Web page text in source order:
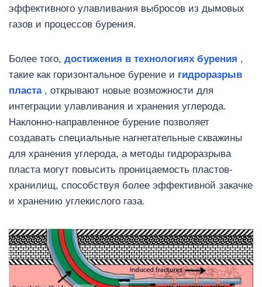
эффективного улавливания выбросов из дымовых
газов и процессов бурения.
Более того, достижения в технологиях бурения ,
такие как горизонтальное бурение и гидроразрыв
пласта, открывают новые возможности для
интеграции улавливания и хранения углерода.
Наклонно-направленное бурение позволяет
создавать специальные нагнетательные скважины
для хранения углерода, а методы гидроразрыва
пласта могут повысить проницаемость пластов-
хранилищ, способствуя более эффективной закачке
и хранению углекислого газа.